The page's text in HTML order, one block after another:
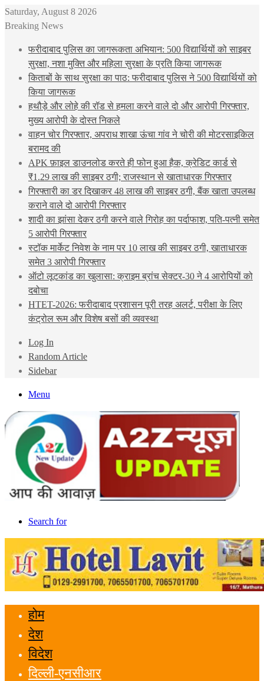
Saturday, August 8 2026
Breaking News
फरीदाबाद पुलिस का जागरूकता अभियान: 500 विद्यार्थियों को साइबर
सुरक्षा, नशा मुक्ति और महिला सुरक्षा के प्रति किया जागरूक
किताबों के साथ सुरक्षा का पाठ: फरीदाबाद पुलिस ने 500 विद्यार्थियों को
किया जागरूक
हथौड़े और लोहे की रॉड से हमला करने वाले दो और आरोपी गिरफ्तार,
मुख्य आरोपी के दोस्त निकले
वाहन चोर गिरफ्तार, अपराध शाखा ऊंचा गांव ने चोरी की मोटरसाइकिल
बरामद की
APK फ़ाइल डाउनलोड करते ही फोन हुआ हैक, क्रेडिट कार्ड से
₹1.29 लाख की साइबर ठगी; राजस्थान से खाताधारक गिरफ्तार
गिरफ्तारी का डर दिखाकर 48 लाख की साइबर ठगी, बैंक खाता उपलब्ध
कराने वाले दो आरोपी गिरफ्तार
शादी का झांसा देकर ठगी करने वाले गिरोह का पर्दाफाश, पति-पत्नी समेत
5 आरोपी गिरफ्तार
स्टॉक मार्केट निवेश के नाम पर 10 लाख की साइबर ठगी, खाताधारक
समेत 3 आरोपी गिरफ्तार
ऑटो लूटकांड का खुलासा: क्राइम ब्रांच सेक्टर-30 ने 4 आरोपियों को
दबोचा
HTET-2026: फरीदाबाद प्रशासन पूरी तरह अलर्ट, परीक्षा के लिए
कंट्रोल रूम और विशेष बसों की व्यवस्था
Log In
Random Article
Sidebar
Menu
Search for
होम
देश
विदेश
दिल्ली-एनसीआर